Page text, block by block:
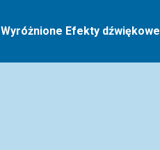
Wyróżnione Efekty dźwiękowe